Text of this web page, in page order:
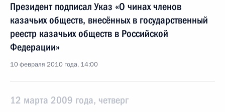
Президент подписал Указ «О чинах членов
казачьих обществ, внесённых в государственный
реестр казачьих обществ в Российской
Федерации»
10 февраля 2010 года, 14:00
12 марта 2009 года, четверг